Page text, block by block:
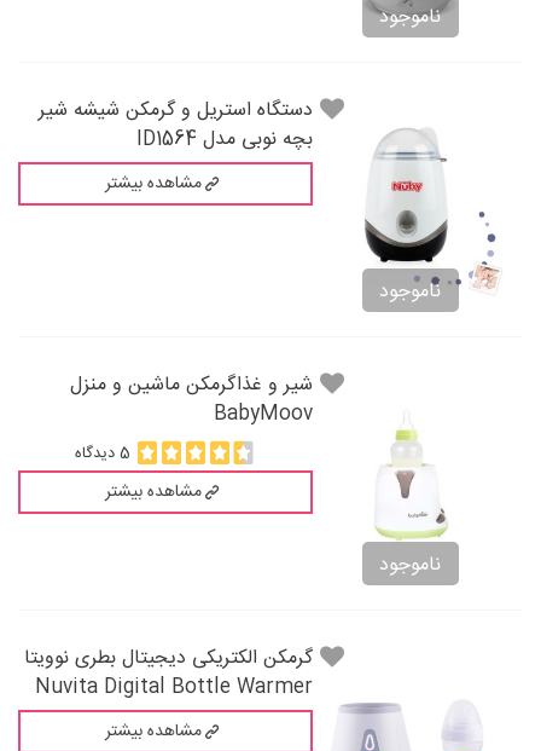
ناموجود
ناموجود
دستگاه استریل و گرمکن شیشه شیر
بچه نوبی مدل ID1564
مشاهده بیشتر
ناموجود
شير و غذاگرمکن ماشين و منزل
BabyMoov
5 دیدگاه
مشاهده بیشتر
گرمکن الکتریکی دیجیتال بطری نوویتا
Nuvita Digital Bottle Warmer
مشاهده بیشتر